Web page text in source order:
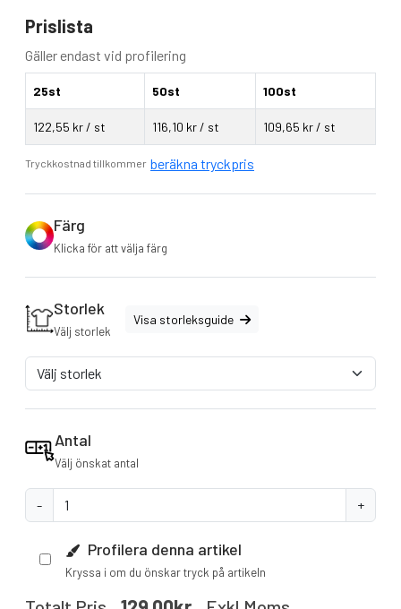
Stickad enkeltröja
Modern passform
Tjocka remmar
Kantband på remmar
Prislista
Gäller endast vid profilering
25st 50st 100st
122,55 kr / st 116,10 kr / st 109,65 kr / st
Tryckkostnad tillkommer beräkna tryckpris
Färg
Klicka för att välja färg
Storlek
Välj storlek
Visa storleksguide
Antal
Välj önskat antal
- +
Profilera denna artikel
Kryssa i om du önskar tryck på artikeln